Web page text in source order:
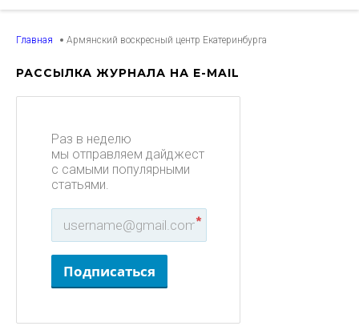
Главная Армянский воскресный центр Екатеринбурга
РАССЫЛКА ЖУРНАЛА НА E-MAIL
Раз в неделю
мы отправляем дайджест
с самыми популярными
статьями.
*
Подписаться